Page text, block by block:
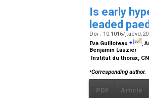
Is early
leaded
Doi : 10.1016/
Eva Guilloteau ⁎
,
Benjamin Lauzier
Institut du thorax,
⁎Corresponding author.
PDF Article